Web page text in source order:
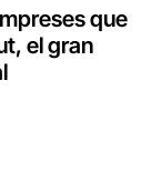
que
el gran